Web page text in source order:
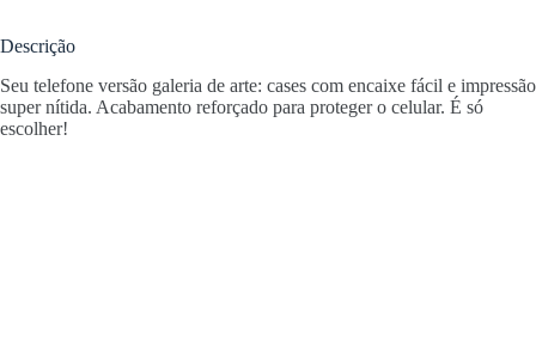
Descrição
Seu telefone versão galeria de arte: cases com encaixe fácil e impressão
super nítida. Acabamento reforçado para proteger o celular. É só
escolher!